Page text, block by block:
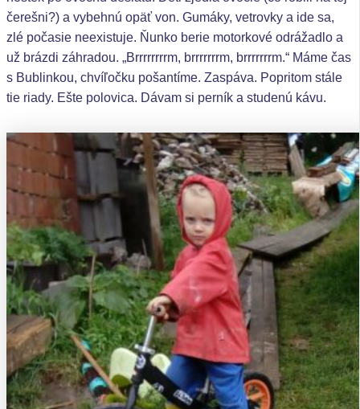
čerešni?) a vybehnú opäť von. Gumáky, vetrovky a ide sa,
zlé počasie neexistuje. Ňunko berie motorkové odrážadlo a
už brázdi záhradou. „Brrrrrrrrm, brrrrrrrm, brrrrrrrm.“ Máme čas
s Bublinkou, chvíľočku pošantíme. Zaspáva. Popritom stále
tie riady. Ešte polovica. Dávam si perník a studenú kávu.